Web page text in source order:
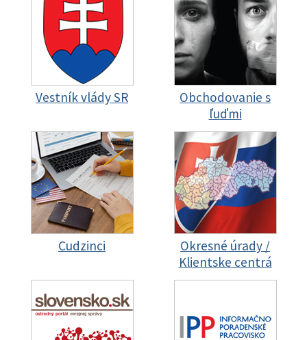
Vestník vlády SR
Obchodovanie s
ľuďmi
Cudzinci
Okresné úrady /
Klientske centrá